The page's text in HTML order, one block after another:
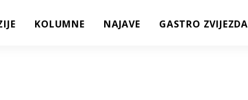
KOLUMNE NAJAVE GASTRO ZVIJEZDA